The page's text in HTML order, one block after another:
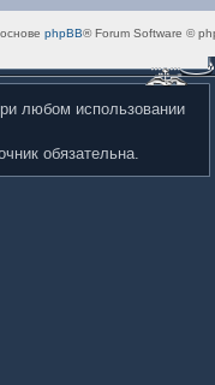
phpBB® Forum Software ©
любом использовании
обязательна.